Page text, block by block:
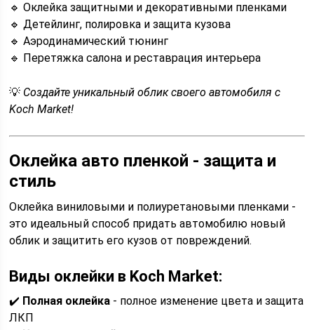
🔹 Оклейка защитными и декоративными пленками
🔹 Детейлинг, полировка и защита кузова
🔹 Аэродинамический тюнинг
🔹 Перетяжка салона и реставрация интерьера
💡 Создайте уникальный облик своего автомобиля с
Koch Market!
Оклейка авто пленкой - защита и
стиль
Оклейка виниловыми и полиуретановыми пленками -
это идеальный способ придать автомобилю новый
облик и защитить его кузов от повреждений.
Виды оклейки в Koch Market:
✔️ Полная оклейка - полное изменение цвета и защита
ЛКП